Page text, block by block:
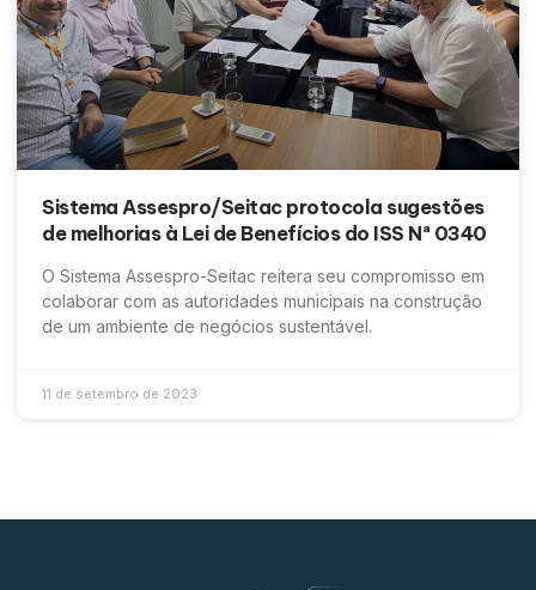
Sistema Assespro/Seitac protocola sugestões
de melhorias à Lei de Benefícios do ISS Nª 0340
O Sistema Assespro-Seitac reitera seu compromisso em
colaborar com as autoridades municipais na construção
de um ambiente de negócios sustentável.
11 de setembro de 2023